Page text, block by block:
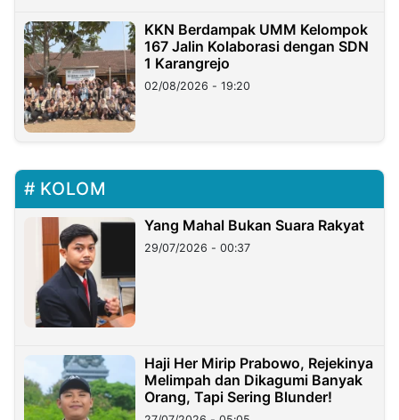
KKN Berdampak UMM Kelompok
167 Jalin Kolaborasi dengan SDN
1 Karangrejo
02/08/2026 - 19:20
KOLOM
Yang Mahal Bukan Suara Rakyat
29/07/2026 - 00:37
Haji Her Mirip Prabowo, Rejekinya
Melimpah dan Dikagumi Banyak
Orang, Tapi Sering Blunder!